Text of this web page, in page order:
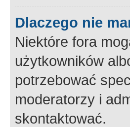
Dlaczego nie
Niektóre fora
użytkowników
potrzebować
moderatorzy i
skontaktować.